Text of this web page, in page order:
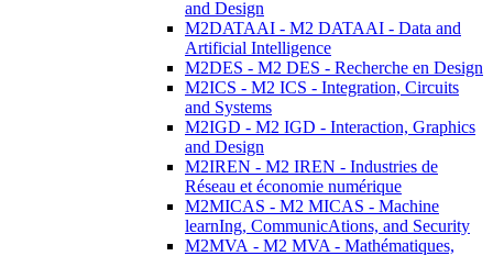
and Design
M2DATAAI - M2 DATAAI - Data and
Artificial Intelligence
M2DES - M2 DES - Recherche en Design
M2ICS - M2 ICS - Integration, Circuits
and Systems
M2IGD - M2 IGD - Interaction, Graphics
and Design
M2IREN - M2 IREN - Industries de
Réseau et économie numérique
M2MICAS - M2 MICAS - Machine
learnIng, CommunicAtions, and Security
M2MVA - M2 MVA - Mathématiques,